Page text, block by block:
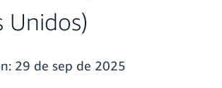
Unidos)
29 de sep de 2025